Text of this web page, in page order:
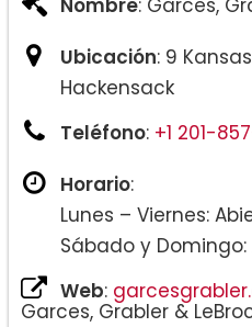
Nombre: Garces,
Ubicación: 9
Hackensack
Teléfono: +1 201-
Horario:
Lunes – Viernes:
Sábado y
Web:
Garces, Grabler &